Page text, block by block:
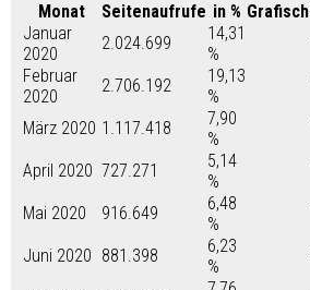
Monat Seitenaufrufe in % Grafisch
Januar
2020
2.024.699
14,31
%
Februar
2020
2.706.192
19,13
%
März 2020 1.117.418
7,90
%
April 2020 727.271
5,14
%
Mai 2020
916.649
6,48
%
Juni 2020 881.398
6,23
%